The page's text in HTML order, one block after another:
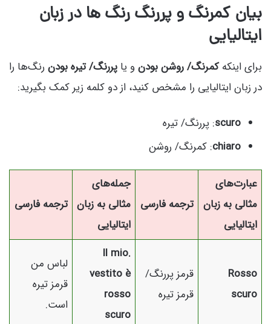
بیان کمرنگ و پررنگ رنگ ها در زبان
ایتالیایی
برای اینکهکمرنگ/ روشن بودنو یا پررنگ/ تیره بودن رنگ‌ها را
در زبان ایتالیایی را مشخص کنید، از دو کلمه زیر کمک بگیرید:
scuro: پررنگ/ تیره
chiaro: کمرنگ/ روشن
عبارت‌های
مثالی به زبان
ایتالیایی
ترجمه فارسی
جمله‌های
مثالی به زبان
ایتالیایی
ترجمه فارسی
Rosso
scuro
قرمز پررنگ/
قرمز تیره
.Il mio
vestito è
rosso
scuro
لباس من
قرمز تیره
است.